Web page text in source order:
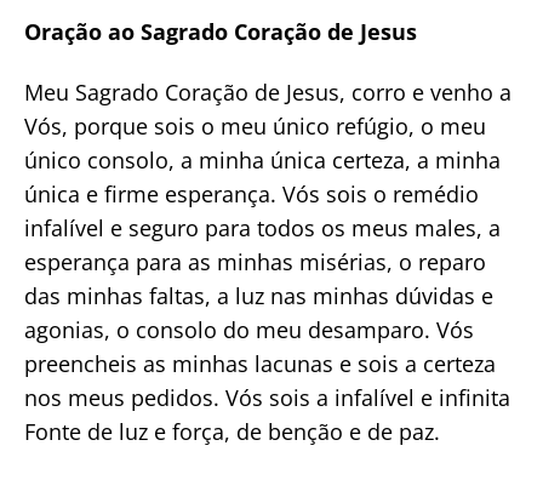
Oração ao Sagrado Coração de Jesus
Meu Sagrado Coração de Jesus, corro e venho a
Vós, porque sois o meu único refúgio, o meu
único consolo, a minha única certeza, a minha
única e firme esperança. Vós sois o remédio
infalível e seguro para todos os meus males, a
esperança para as minhas misérias, o reparo
das minhas faltas, a luz nas minhas dúvidas e
agonias, o consolo do meu desamparo. Vós
preencheis as minhas lacunas e sois a certeza
nos meus pedidos. Vós sois a infalível e infinita
Fonte de luz e força, de benção e de paz.